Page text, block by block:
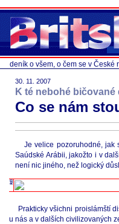
deník o všem, o čem se v České
30. 11. 2007
K té nebohé
Co se nám
Je velice pozoruhodné, jak
Saúdské Arábii, jakožto i v
není nic jiného, než logický
Prakticky všichni proislámští
u nás a v dalších civilizovaných